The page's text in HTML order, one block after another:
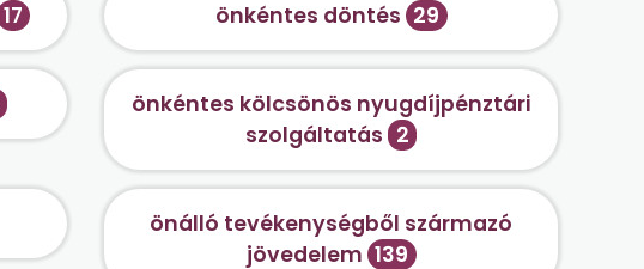
17 önkéntes döntés 29
önkéntes kölcsönös nyugdíjpénztári
szolgáltatás 2
önálló tevékenységből származó
jövedelem 139